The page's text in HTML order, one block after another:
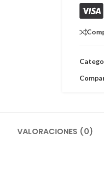
VALORACIONES (0)